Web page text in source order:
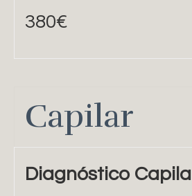
380€
Capilar
Diagnóstico